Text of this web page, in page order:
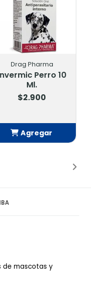
Drag Pharma
Perro 10
Ml.
$2.900
Agregar
de mascotas y